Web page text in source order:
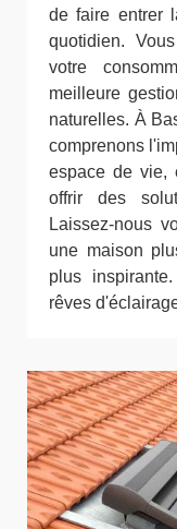
de faire entrer
quotidien.
votre
meilleure
naturelles. À
comprenons
espace de vie,
offrir des
Laissez-nous
une maison
plus
rêves